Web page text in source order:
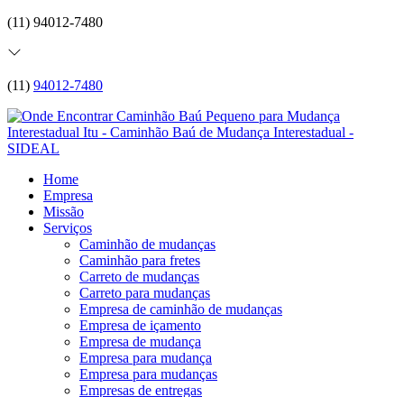
(11) 94012-7480
(11) 94012-7480
Home
Empresa
Missão
Serviços
Caminhão de mudanças
Caminhão para fretes
Carreto de mudanças
Carreto para mudanças
Empresa de caminhão de mudanças
Empresa de içamento
Empresa de mudança
Empresa para mudança
Empresa para mudanças
Empresas de entregas